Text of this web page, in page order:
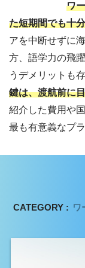
ワ
た短期間でも十
アを中断せずに
方、語学力の飛
うデメリットも
鍵は、渡航前に
紹介した費用や
最も有意義なプ
CATEGORY : ワ